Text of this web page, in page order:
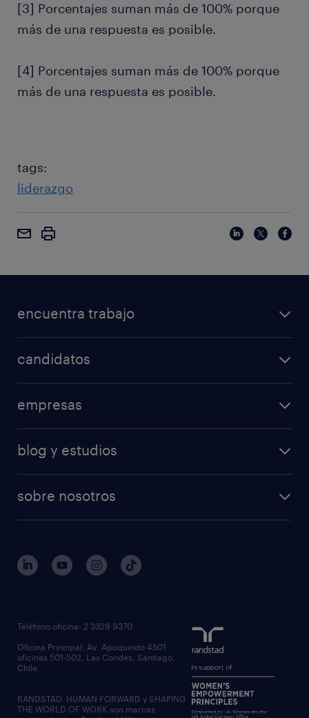
[3] Porcentajes suman más de 100% porque
más de una respuesta es posible.
[4] Porcentajes suman más de 100% porque
más de una respuesta es posible.
tags:
liderazgo
encuentra trabajo
candidatos
empresas
blog y estudios
sobre nosotros
Teléfono oficina: 2 3329 9370
Oficina Principal: Av. Apoquindo 4501
oficinas 501-502, Las Condes, Santiago,
Chile.
RANDSTAD, HUMAN FORWARD y SHAPING
THE WORLD OF WORK son marcas